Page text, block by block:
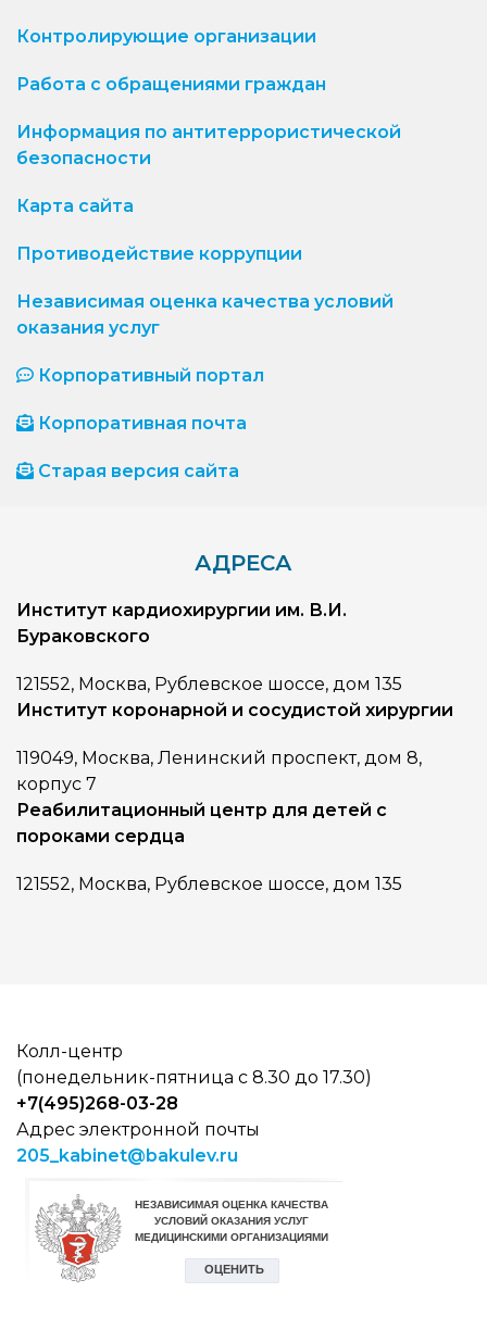
Контролирующие организации
Работа с обращениями граждан
Информация по антитеррористической
безопасности
Карта сайта
Противодействие коррупции
Независимая оценка качества условий
оказания услуг
Корпоративный портал
Корпоративная почта
Старая версия сайта
АДРЕСА
Институт кардиохирургии им. В.И.
Бураковского
121552, Москва, Рублевское шоссе, дом 135
Институт коронарной и сосудистой хирургии
119049, Москва, Ленинский проспект, дом 8,
корпус 7
Реабилитационный центр для детей с
пороками сердца
121552, Москва, Рублевское шоссе, дом 135
Колл-центр
(понедельник-пятница с 8.30 до 17.30)
+7(495)268-03-28
Адрес электронной почты
205_kabinet@bakulev.ru